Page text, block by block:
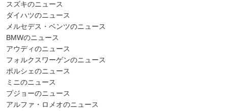
スズキのニュース
ダイハツのニュース
メルセデス・ベンツのニュース
BMWのニュース
アウディのニュース
フォルクスワーゲンのニュース
ポルシェのニュース
ミニのニュース
プジョーのニュース
アルファ・ロメオのニュース